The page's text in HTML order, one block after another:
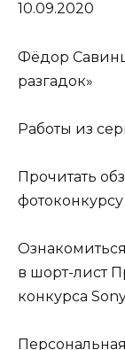
10.09.2020
Фёдор
разгадок»
Работы из
Прочитать
фотоконкурсу
в шорт-лист
конкурса